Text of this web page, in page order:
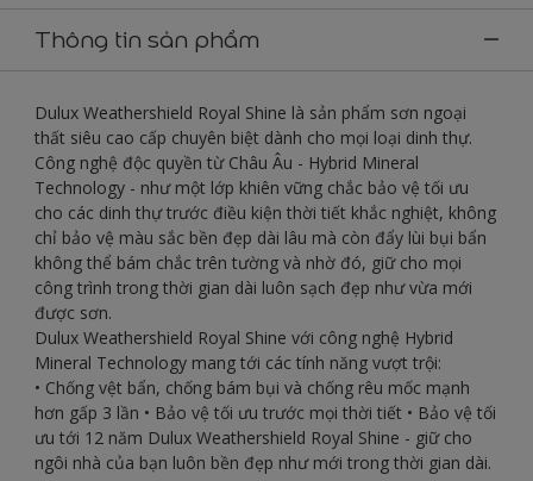
Thông tin sản phẩm
Dulux Weathershield Royal Shine là sản phẩm sơn ngoại
thất siêu cao cấp chuyên biệt dành cho mọi loại dinh thự.
Công nghệ độc quyền từ Châu Âu - Hybrid Mineral
Technology - như một lớp khiên vững chắc bảo vệ tối ưu
cho các dinh thự trước điều kiện thời tiết khắc nghiệt, không
chỉ bảo vệ màu sắc bền đẹp dài lâu mà còn đẩy lùi bụi bẩn
không thể bám chắc trên tường và nhờ đó, giữ cho mọi
công trình trong thời gian dài luôn sạch đẹp như vừa mới
được sơn.
Dulux Weathershield Royal Shine với công nghệ Hybrid
Mineral Technology mang tới các tính năng vượt trội:
• Chống vệt bẩn, chống bám bụi và chống rêu mốc mạnh
hơn gấp 3 lần • Bảo vệ tối ưu trước mọi thời tiết • Bảo vệ tối
ưu tới 12 năm Dulux Weathershield Royal Shine - giữ cho
ngôi nhà của bạn luôn bền đẹp như mới trong thời gian dài.